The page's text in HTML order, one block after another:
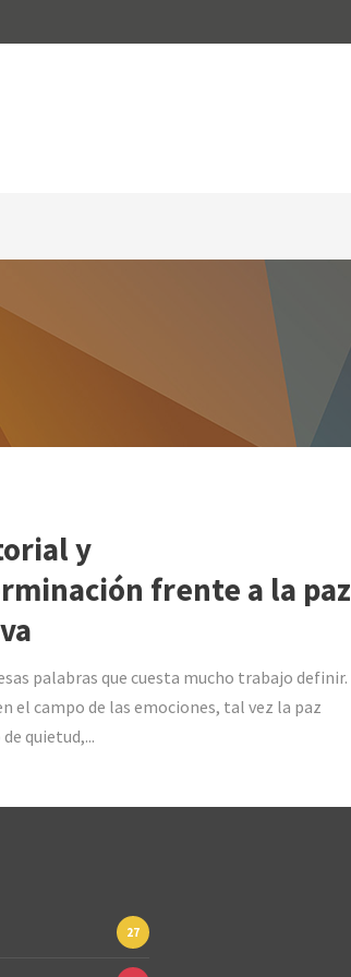
y
frente a la paz
palabras que cuesta mucho trabajo definir.
el campo de las emociones, tal vez la paz
quietud,...
27